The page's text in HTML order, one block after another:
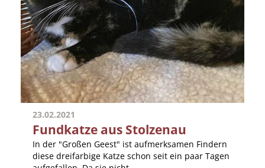
23.02.2021
Fundkatze aus Stolzenau
In der "Großen Geest" ist aufmerksamen Findern
diese dreifarbige Katze schon seit ein paar Tagen